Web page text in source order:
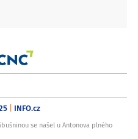
INFO.cz
se našel u Antonova plného